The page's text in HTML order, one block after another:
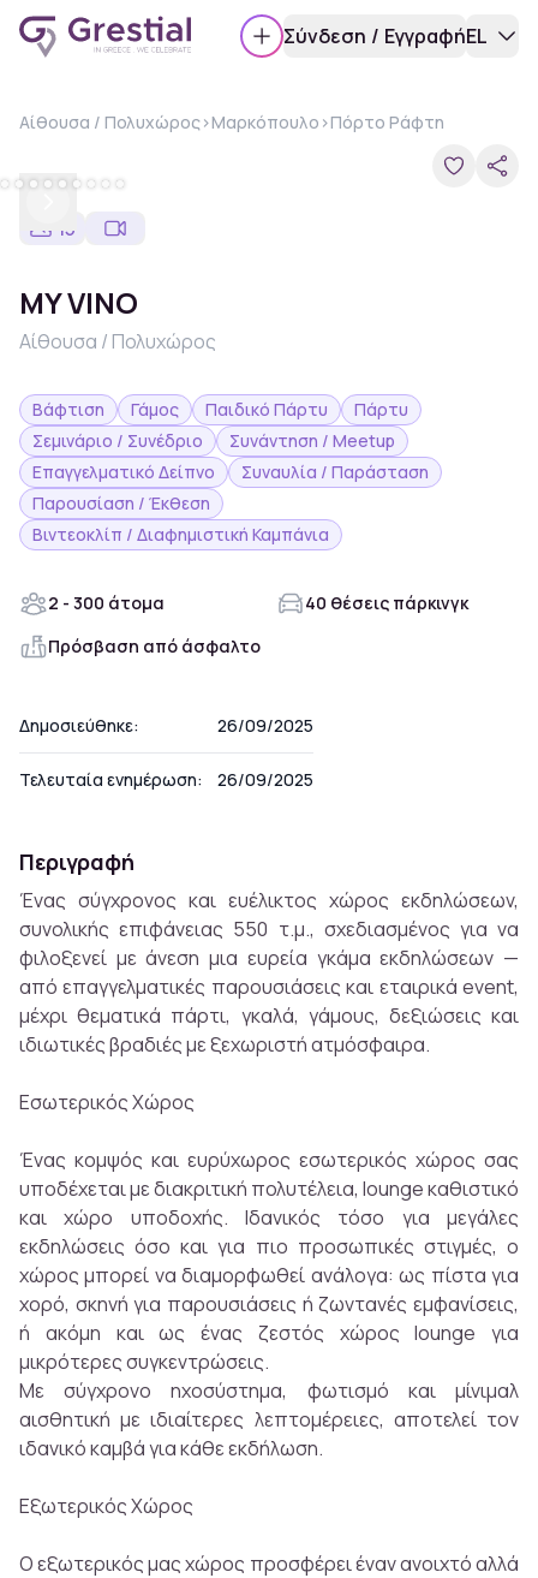
Σύνδεση / ΕγγραφήEL
Αίθουσα / Πολυχώρος>Μαρκόπουλο >Πόρτο Ράφτη
Previous
15
MY VINO
Αίθουσα / Πολυχώρος
Βάφτιση Γάμος Παιδικό Πάρτυ
Πάρτυ
Σεμινάριο / Συνέδριο
Συνάντηση / Meetup
Επαγγελματικό Δείπνο
Συναυλία / Παράσταση
Παρουσίαση / Έκθεση
Βιντεοκλίπ / Διαφημιστική Καμπάνια
2 - 300 άτομα
40 θέσεις πάρκινγκ
Πρόσβαση από άσφαλτο
Δημοσιεύθηκε: 26/09/2025
Τελευταία ενημέρωση: 26/09/2025
Περιγραφή
Ένας σύγχρονος και ευέλικτος χώρος εκδηλώσεων,
συνολικής επιφάνειας 550 τ.μ., σχεδιασμένος για να
φιλοξενεί με άνεση μια ευρεία γκάμα εκδηλώσεων —
από επαγγελματικές παρουσιάσεις και εταιρικά event,
μέχρι θεματικά πάρτι, γκαλά, γάμους, δεξιώσεις και
ιδιωτικές βραδιές με ξεχωριστή ατμόσφαιρα.
Εσωτερικός Χώρος
Ένας κομψός και ευρύχωρος εσωτερικός χώρος σας
υποδέχεται με διακριτική πολυτέλεια, lounge καθιστικό
και χώρο υποδοχής. Ιδανικός τόσο για μεγάλες
εκδηλώσεις όσο και για πιο προσωπικές στιγμές, ο
χώρος μπορεί να διαμορφωθεί ανάλογα: ως πίστα για
χορό, σκηνή για παρουσιάσεις ή ζωντανές εμφανίσεις,
ή ακόμη και ως ένας ζεστός χώρος lounge για
μικρότερες συγκεντρώσεις.
Με σύγχρονο ηχοσύστημα, φωτισμό και μίνιμαλ
αισθητική με ιδιαίτερες λεπτομέρειες, αποτελεί τον
ιδανικό καμβά για κάθε εκδήλωση.
Εξωτερικός Χώρος
Ο εξωτερικός μας χώρος προσφέρει έναν ανοιχτό αλλά